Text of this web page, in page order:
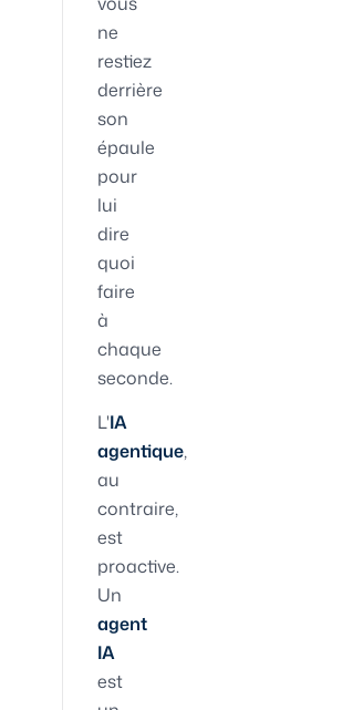
ne
restiez
derrière
son
épaule
pour
lui
dire
quoi
faire
à
chaque
seconde.
L'IA
agentique,
au
contraire,
est
proactive.
Un
agent
IA
est